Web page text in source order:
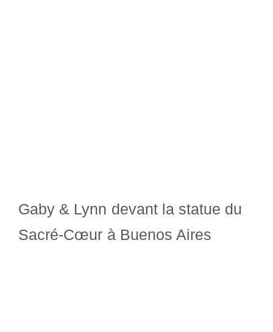
Gaby & Lynn devant la statue du
Sacré-Cœur à Buenos Aires